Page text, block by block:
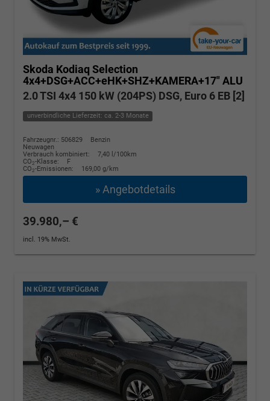
Skoda Kodiaq Selection
4x4+DSG+ACC+eHK+SHZ+KAMERA+17" ALU
2.0 TSI 4x4 150 kW (204PS) DSG, Euro 6 EB [2]
unverbindliche Lieferzeit: ca. 2-3 Monate
Fahrzeugnr.: 506829
Benzin
Neuwagen
Verbrauch kombiniert:
7,40 l/100km
CO2-Klasse:
F
CO2-Emissionen: 169,00 g/km
» Angebotdetails
39.980,– €
incl. 19% MwSt.